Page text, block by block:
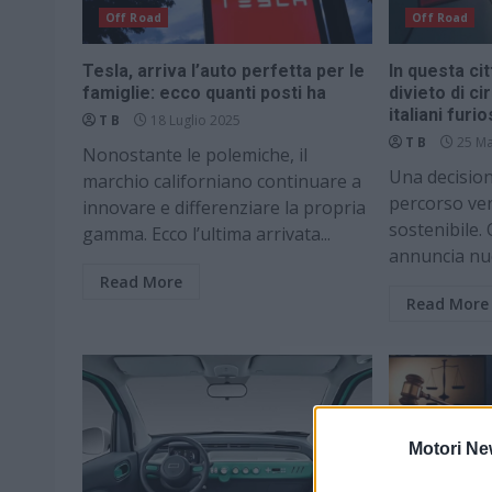
Motori
Off Road
Tesla, arriva l’auto perfetta per le
famiglie: ecco quanti posti ha
T B 18 Luglio 2025
Nonostante le polemiche, il
marchio californiano continuare a
innovare e differenziare la propria
gamma. Ecco l’ultima arrivata...
Read More
Off Road
In questa
divieto di
italiani
T B 25
Una
percorso
sostenibile.
annuncia
Read More